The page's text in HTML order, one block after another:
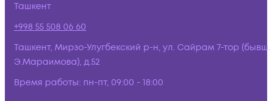
Ташкент
+998 55 508 06 60
Ташкент, Мирзо-Улугбекский р-н, ул. Сайрам 7-тор (бывш.
Э.Мараимова), д.52
Время работы: пн-пт, 09:00 - 18:00